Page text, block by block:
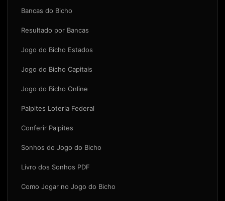
Bancas do Bicho
Resultado por Bancas
Jogo do Bicho Estados
Jogo do Bicho Capitais
Jogo do Bicho Online
Palpites Loteria Federal
Conferir Palpites
Sonhos do Jogo do Bicho
Livro dos Sonhos PDF
Como Jogar no Jogo do Bicho